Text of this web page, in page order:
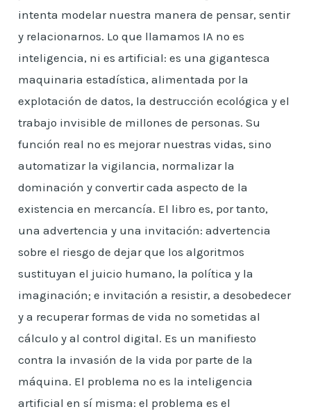
intenta modelar nuestra manera de pensar, sentir
y relacionarnos. Lo que llamamos IA no es
inteligencia, ni es artificial: es una gigantesca
maquinaria estadística, alimentada por la
explotación de datos, la destrucción ecológica y el
trabajo invisible de millones de personas. Su
función real no es mejorar nuestras vidas, sino
automatizar la vigilancia, normalizar la
dominación y convertir cada aspecto de la
existencia en mercancía. El libro es, por tanto,
una advertencia y una invitación: advertencia
sobre el riesgo de dejar que los algoritmos
sustituyan el juicio humano, la política y la
imaginación; e invitación a resistir, a desobedecer
y a recuperar formas de vida no sometidas al
cálculo y al control digital. Es un manifiesto
contra la invasión de la vida por parte de la
máquina. El problema no es la inteligencia
artificial en sí misma: el problema es el